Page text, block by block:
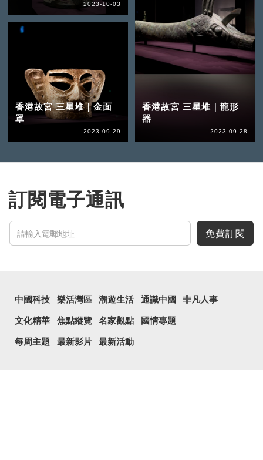
2023-10-03
香港故宮 三星堆｜金面
罩
2023-09-29
香港故宮 三星堆｜龍形
器
2023-09-28
訂閱電子通訊
免費訂閱
中國科技 樂活灣區 潮遊生活 通識中國 非凡人事
文化精華 焦點縱覽 名家觀點 國情專題
每周主題 最新影片 最新活動